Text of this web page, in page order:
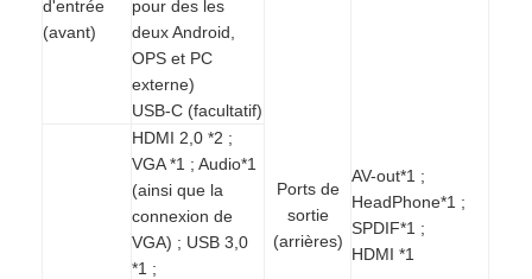
Tableau blanc interactif d'Iboard
tableau blanc interactif d'IR
tableau blanc interactif infrarouge
Écran plat interactif
d'entrée
(avant)
pour des les
deux Android,
OPS et PC
externe)
USB-C (facultatif)
Ports de
sortie
(arrières)
AV-out*1 ;
HeadPhone*1 ;
SPDIF*1 ;
HDMI *1
HDMI 2,0 *2 ;
VGA *1 ; Audio*1
(ainsi que la
connexion de
VGA) ; USB 3,0
*1 ;